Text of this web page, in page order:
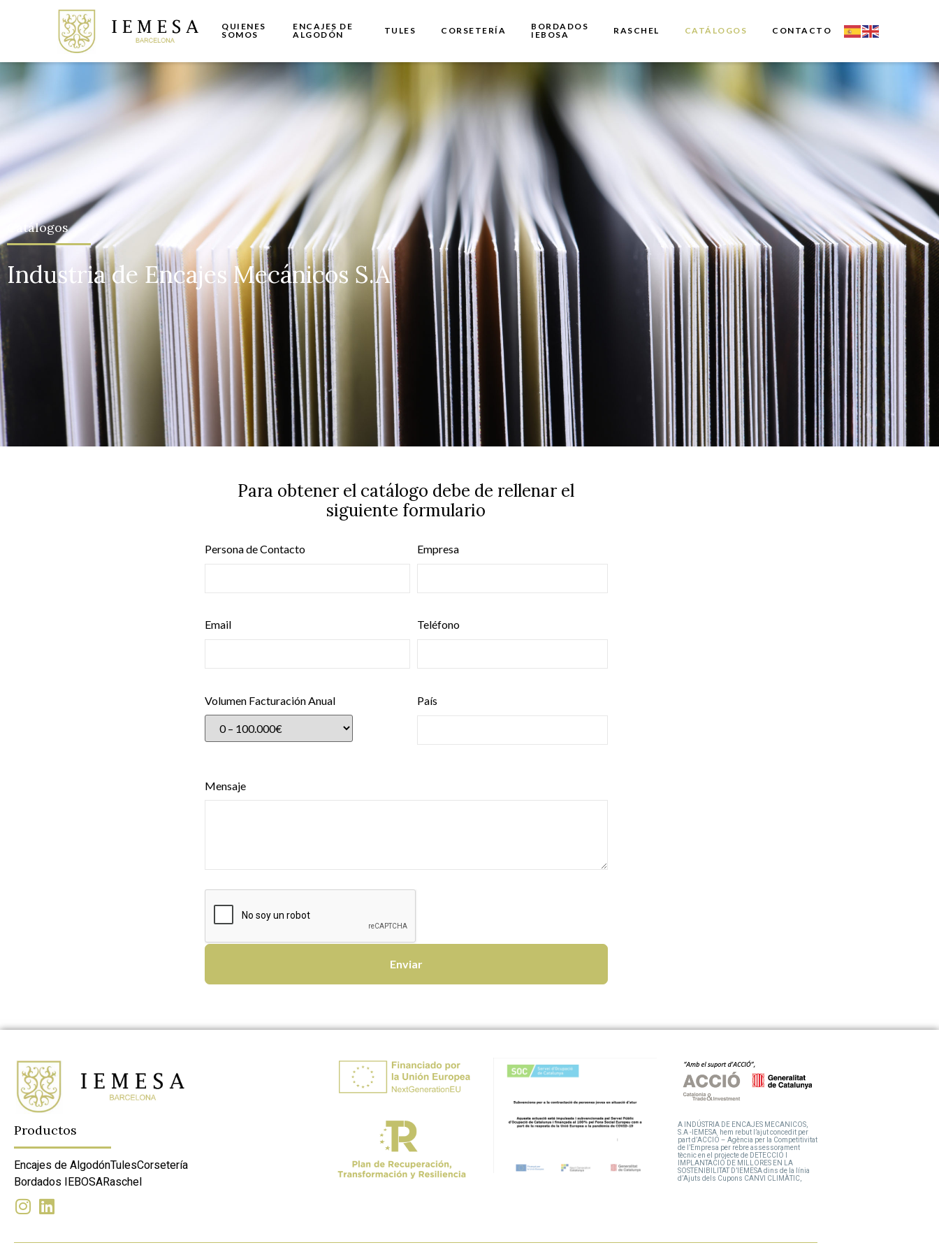
QUIENES
SOMOS
ENCAJES DE
ALGODÓN
TULES CORSETERÍA
BORDADOS
IEBOSA
RASCHEL CATÁLOGOS CONTACTO
Catálogos
Industria de Encajes Mecánicos S.A
Para obtener el catálogo debe de rellenar el
siguiente formulario
Persona de Contacto Empresa
Email Teléfono
Volumen Facturación Anual País
Mensaje
Productos
Encajes de AlgodónTulesCorsetería
Bordados IEBOSARaschel
A INDÚSTRIA DE ENCAJES MECANICOS,
S.A -IEMESA hem rebut l’ajut concedit per
part d’ACCIÓ – Agència per la Competitivitat
de l’Empresa per rebre assessorament
tècnic en el projecte de DETECCIÓ I
IMPLANTACIÓ DE MILLORES EN LA
SOSTENIBILITAT D’IEMESA dins de la línia
d’Ajuts dels Cupons CANVI CLIMÀTIC,